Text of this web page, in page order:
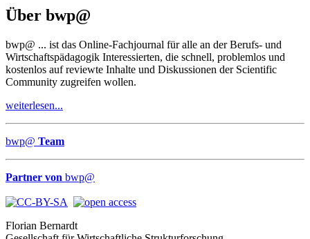
Über bwp@
bwp@ ... ist das Online-Fachjournal für alle an der Berufs- und
Wirtschaftspädagogik Interessierten, die schnell, problemlos und
kostenlos auf reviewte Inhalte und Diskussionen der Scientific
Community zugreifen wollen.
weiterlesen...
bwp@ Team
Partner von bwp@
Florian Bernardt